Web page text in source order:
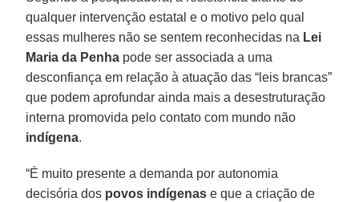
qualquer intervenção estatal e o motivo pelo qual
essas mulheres não se sentem reconhecidas na Lei
Maria da Penha pode ser associada a uma
desconfiança em relação à atuação das “leis brancas”
que podem aprofundar ainda mais a desestruturação
interna promovida pelo contato com mundo não
indígena.
“É muito presente a demanda por autonomia
decisória dos povos indígenas e que a criação de